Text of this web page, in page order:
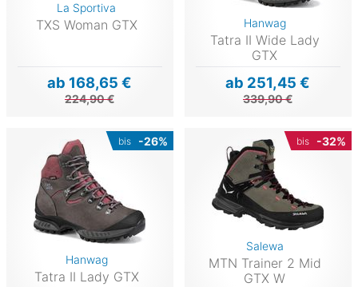
La Sportiva
TXS Woman GTX
ab 168,65 €
224,90 €
Hanwag
Tatra II Wide Lady
GTX
ab 251,45 €
339,90 €
bis -26%
Hanwag
Tatra II Lady GTX
bis -32%
Salewa
MTN Trainer 2 Mid
GTX W